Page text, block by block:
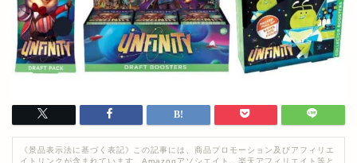
《景品表示法に基づく表記》この記事には、商品プロモーション及びアフィリエ
イトリンクが含まれています。Amazonアソシエイト、楽天アフィリエイト等と